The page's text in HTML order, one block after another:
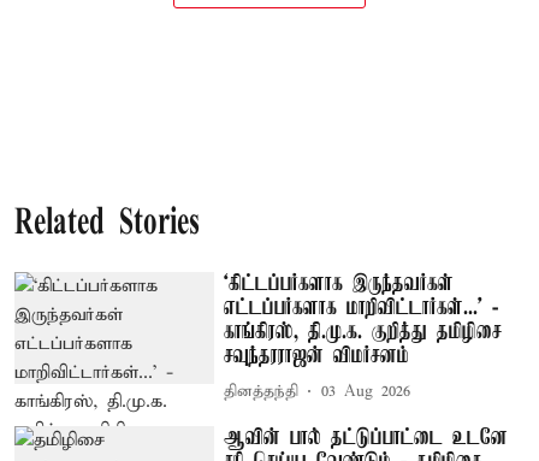
Related Stories
‘கிட்டப்பர்களாக இருந்தவர்கள்
எட்டப்பர்களாக மாறிவிட்டார்கள்...’ -
காங்கிரஸ், தி.மு.க. குறித்து தமிழிசை
சவுந்தரராஜன் விமர்சனம்
தினத்தந்தி 03 Aug 2026
ஆவின் பால் தட்டுப்பாட்டை உடனே